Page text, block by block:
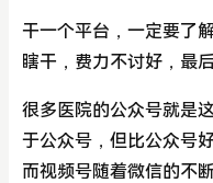
干一个平台，一定要了
瞎干，费力不讨好，最
很多医院的公众号就是
于公众号，但比公众号
而视频号随着微信的不